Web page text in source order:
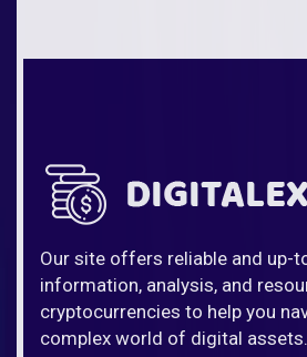
Our site offers reliable and up-
information, analysis, and
cryptocurrencies to help you
complex world of digital assets.